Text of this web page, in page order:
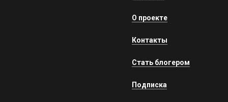
О проекте
Контакты
Стать блогером
Подписка